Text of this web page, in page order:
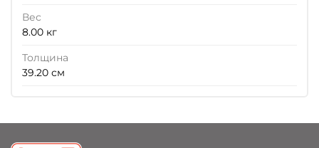
Вес
8.00 кг
Толщина
39.20 см